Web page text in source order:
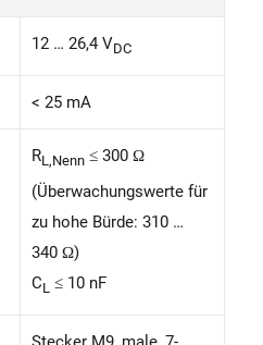
12 … 26,4 VDC
< 25 mA
RL,Nenn ≤ 300 Ω
(Überwachungswerte für
zu hohe Bürde: 310 …
340 Ω)
CL ≤ 10 nF